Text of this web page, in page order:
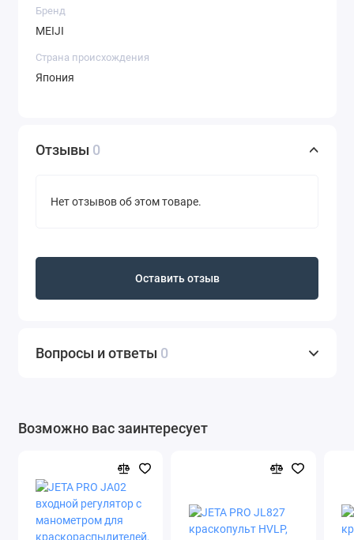
Бренд
MEIJI
Страна происхождения
Япония
Отзывы 0
Нет отзывов об этом товаре.
Оставить отзыв
Вопросы и ответы 0
Возможно вас заинтересует